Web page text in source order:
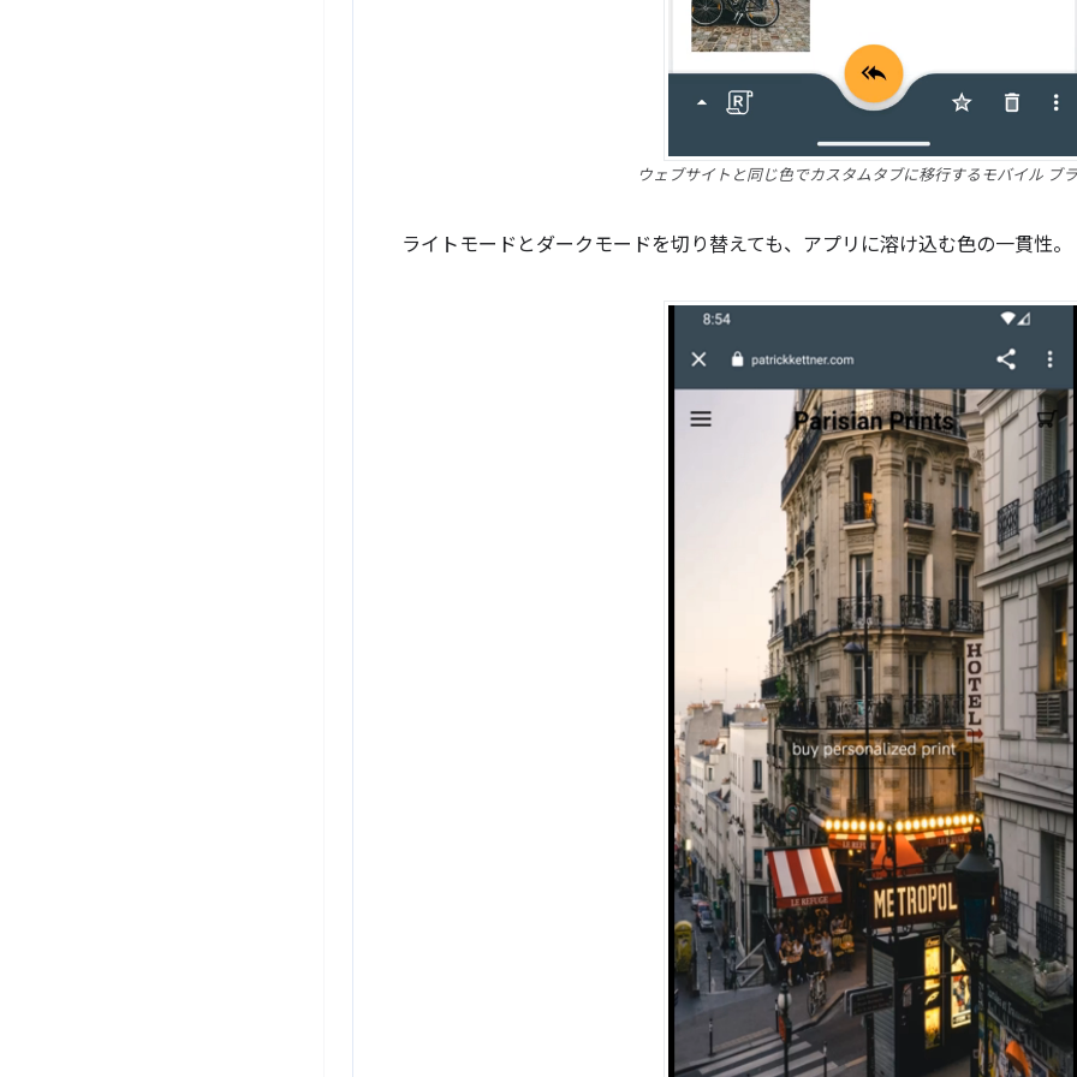
ウェブサイトと同じ色でカスタムタブに移行するモバイル ブ
ライトモードとダークモードを切り替えても、アプリに溶け込む色の一貫性。